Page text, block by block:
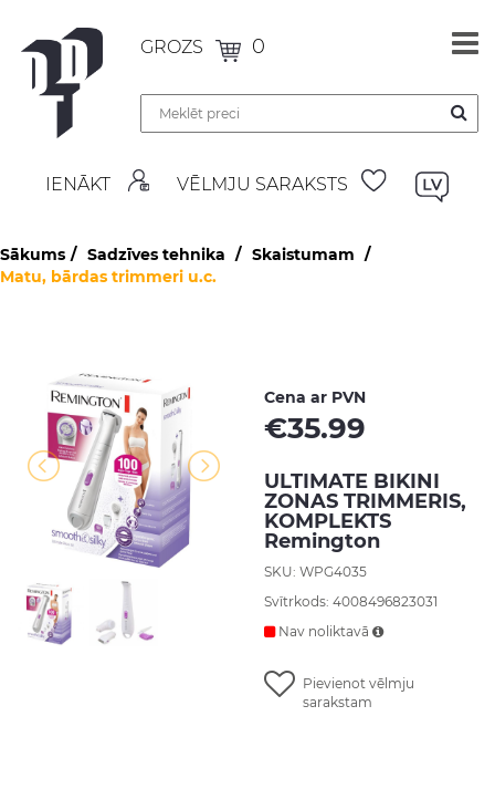
GROZS 0
IENĀKT VĒLMJU SARAKSTS
Sākums Sadzīves tehnika
Skaistumam
Matu, bārdas trimmeri u.c.
Cena ar PVN
€35.99
ULTIMATE BIKINI
ZONAS TRIMMERIS,
KOMPLEKTS
Remington
SKU: WPG4035
Svītrkods: 4008496823031
Nav noliktavā
Pievienot vēlmju
sarakstam